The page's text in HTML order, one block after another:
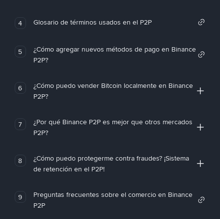
4 Glosario de términos usados en el P2P
5
¿Cómo agregar nuevos métodos de pago en Binance
P2P?
6
¿Cómo puedo vender Bitcoin localmente en Binance
P2P?
7
¿Por qué Binance P2P es mejor que otros mercados
P2P?
8
¿Cómo puedo protegerme contra fraudes? ¡Sistema
de retención en el P2P!
9
Preguntas frecuentes sobre el comercio en Binance
P2P